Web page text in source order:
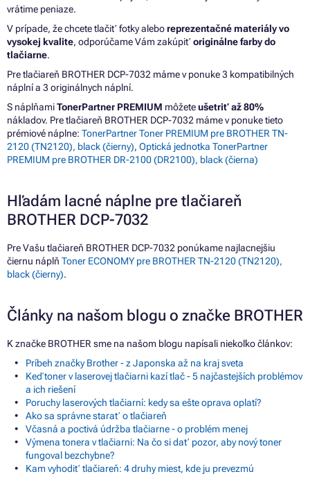
vrátime peniaze.
V prípade, že chcete tlačiť fotky aleboreprezentačné materiály vo
vysokej kvalite, odporúčame Vám zakúpiť originálne farby do
tlačiarne.
Pre tlačiareň BROTHER DCP-7032 máme v ponuke 3 kompatibilných
náplní a 3 originálnych náplní.
S náplňamiTonerPartner PREMIUM môžeteušetriť až 80%
nákladov. Pre tlačiareň BROTHER DCP-7032 máme v ponuke tieto
prémiové náplne: TonerPartner Toner PREMIUM pre BROTHER TN-
2120 (TN2120), black (čierny), Optická jednotka TonerPartner
PREMIUM pre BROTHER DR-2100 (DR2100), black (čierna)
Hľadám lacné náplne pre tlačiareň
BROTHER DCP-7032
Pre Vašu tlačiareň BROTHER DCP-7032 ponúkame najlacnejšiu
čiernu náplň Toner ECONOMY pre BROTHER TN-2120 (TN2120),
black (čierny).
Články na našom blogu o značke BROTHER
K značke BROTHER sme na našom blogu napísali niekoľko článkov:
Príbeh značky Brother - z Japonska až na kraj sveta
Keď toner v laserovej tlačiarni kazí tlač - 5 najčastejších problémov
a ich riešení
Poruchy laserových tlačiarní: kedy sa ešte oprava oplatí?
Ako sa správne starať o tlačiareň
Včasná a poctivá údržba tlačiarne - o problém menej
Výmena tonera v tlačiarni: Na čo si dať pozor, aby nový toner
fungoval bezchybne?
Kam vyhodiť tlačiareň: 4 druhy miest, kde ju prevezmú